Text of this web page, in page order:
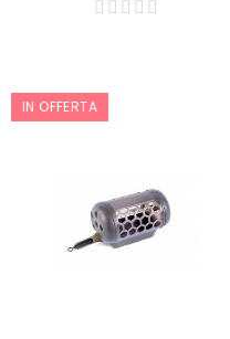
IN OFFERTA